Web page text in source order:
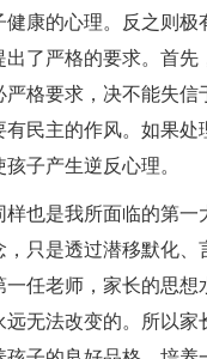
康的心理。反之则
了严格的要求。首
格要求，决不能失
民主的作风。如果
子产生逆反心理。
也是我所面临的第
，只是透过潜移默化
任老师，家长的思想
无法改变的。所以